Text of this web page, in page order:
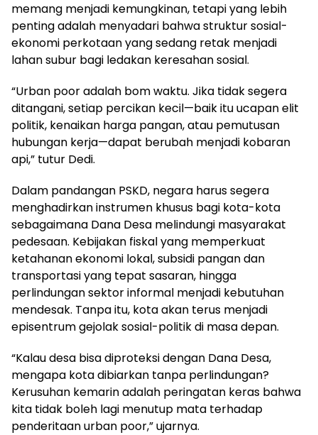
memang menjadi kemungkinan, tetapi yang lebih
penting adalah menyadari bahwa struktur sosial-
ekonomi perkotaan yang sedang retak menjadi
lahan subur bagi ledakan keresahan sosial.
“Urban poor adalah bom waktu. Jika tidak segera
ditangani, setiap percikan kecil—baik itu ucapan elit
politik, kenaikan harga pangan, atau pemutusan
hubungan kerja—dapat berubah menjadi kobaran
api,” tutur Dedi.
Dalam pandangan PSKD, negara harus segera
menghadirkan instrumen khusus bagi kota-kota
sebagaimana Dana Desa melindungi masyarakat
pedesaan. Kebijakan fiskal yang memperkuat
ketahanan ekonomi lokal, subsidi pangan dan
transportasi yang tepat sasaran, hingga
perlindungan sektor informal menjadi kebutuhan
mendesak. Tanpa itu, kota akan terus menjadi
episentrum gejolak sosial-politik di masa depan.
“Kalau desa bisa diproteksi dengan Dana Desa,
mengapa kota dibiarkan tanpa perlindungan?
Kerusuhan kemarin adalah peringatan keras bahwa
kita tidak boleh lagi menutup mata terhadap
penderitaan urban poor,” ujarnya.